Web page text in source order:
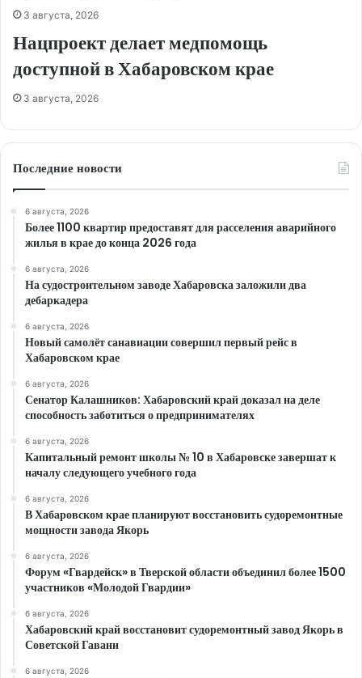
3 августа, 2026
Нацпроект делает медпомощь
доступной в Хабаровском крае
3 августа, 2026
Последние новости
6 августа, 2026
Более 1100 квартир предоставят для расселения аварийного
жилья в крае до конца 2026 года
6 августа, 2026
На судостроительном заводе Хабаровска заложили два
дебаркадера
6 августа, 2026
Новый самолёт санавиации совершил первый рейс в
Хабаровском крае
6 августа, 2026
Сенатор Калашников: Хабаровский край доказал на деле
способность заботиться о предпринимателях
6 августа, 2026
Капитальный ремонт школы № 10 в Хабаровске завершат к
началу следующего учебного года
6 августа, 2026
В Хабаровском крае планируют восстановить судоремонтные
мощности завода Якорь
6 августа, 2026
Форум «Гвардейск» в Тверской области объединил более 1500
участников «Молодой Гвардии»
6 августа, 2026
Хабаровский край восстановит судоремонтный завод Якорь в
Советской Гавани
6 августа, 2026